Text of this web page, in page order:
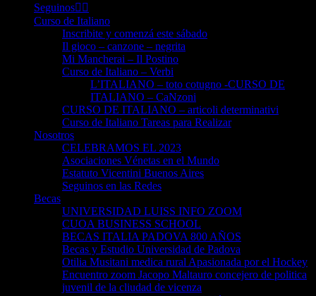
Seguinos👈🏻
Curso de Italiano
Inscribite y comenzá este sábado
Il gioco – canzone – negrita
Mi Mancherai – Il Postino
Curso de Italiano – Verbi
L’ITALIANO – toto cotugno -CURSO DE
ITALIANO – CaNzoni
CURSO DE ITALIANO – articoli determinativi
Curso de Italiano Tareas para Realizar
Nosotros
CELEBRAMOS EL 2023
Asociaciones Vénetas en el Mundo
Estatuto Vicentini Buenos Aires
Seguinos en las Redes
Becas
UNIVERSIDAD LUISS INFO ZOOM
CUOA BUSINESS SCHOOL
BECAS ITALIA PADOVA 800 AÑOS
Becas y Estudio Universidad de Padova
Otilia Musitani medica rural Apasionada por el Hockey
Encuentro zoom Jacopo Maltauro concejero de politica
juvenil de la cliudad de vicenza